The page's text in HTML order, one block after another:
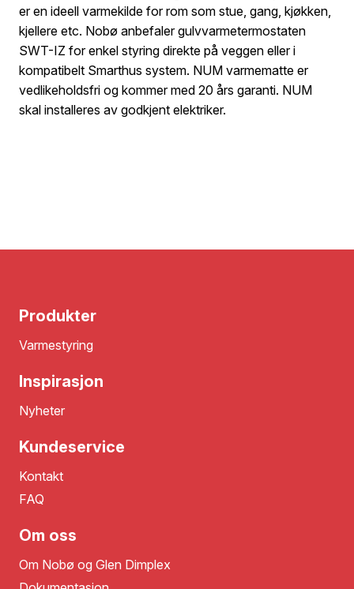
er en ideell varmekilde for rom som stue, gang, kjøkken,
kjellere etc. Nobø anbefaler gulvvarmetermostaten
SWT-IZ for enkel styring direkte på veggen eller i
kompatibelt Smarthus system. NUM varmematte er
vedlikeholdsfri og kommer med 20 års garanti. NUM
skal installeres av godkjent elektriker.
Produkter
Varmestyring
Inspirasjon
Nyheter
Kundeservice
Kontakt
FAQ
Om oss
Om Nobø og Glen Dimplex